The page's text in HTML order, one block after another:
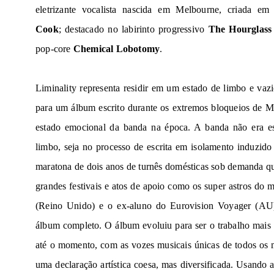
eletrizante vocalista nascida em Melbourne, criada
Cook; destacado no labirinto progressivo The Hourglass
pop-core Chemical Lobotomy.
Liminality representa residir em um estado de limbo e
para um álbum escrito durante os extremos bloqueios de
estado emocional da banda na época. A banda não era
limbo, seja no processo de escrita em isolamento
maratona de dois anos de turnês domésticas sob demanda
grandes festivais e atos de apoio como os super astros do
(Reino Unido) e o ex-aluno do Eurovision Voyager
álbum completo. O álbum evoluiu para ser o trabalho
até o momento, com as vozes musicais únicas de todos os
uma declaração artística coesa, mas diversificada. Usando